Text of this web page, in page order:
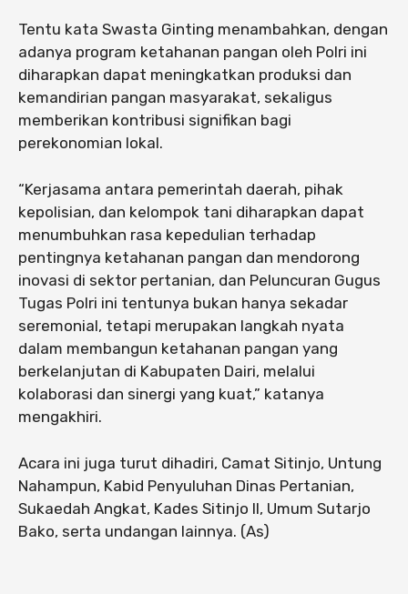
Tentu kata Swasta Ginting menambahkan, dengan
adanya program ketahanan pangan oleh Polri ini
diharapkan dapat meningkatkan produksi dan
kemandirian pangan masyarakat, sekaligus
memberikan kontribusi signifikan bagi
perekonomian lokal.
“Kerjasama antara pemerintah daerah, pihak
kepolisian, dan kelompok tani diharapkan dapat
menumbuhkan rasa kepedulian terhadap
pentingnya ketahanan pangan dan mendorong
inovasi di sektor pertanian, dan Peluncuran Gugus
Tugas Polri ini tentunya bukan hanya sekadar
seremonial, tetapi merupakan langkah nyata
dalam membangun ketahanan pangan yang
berkelanjutan di Kabupaten Dairi, melalui
kolaborasi dan sinergi yang kuat,” katanya
mengakhiri.
Acara ini juga turut dihadiri, Camat Sitinjo, Untung
Nahampun, Kabid Penyuluhan Dinas Pertanian,
Sukaedah Angkat, Kades Sitinjo II, Umum Sutarjo
Bako, serta undangan lainnya. (As)